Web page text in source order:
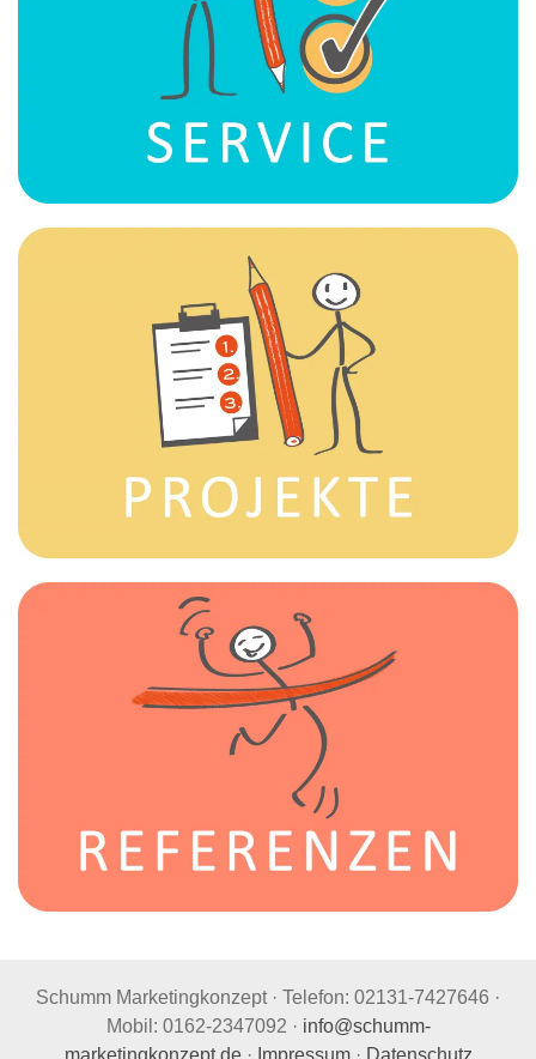
Schumm Marketingkonzept · Telefon: 02131-7427646 ·
Mobil: 0162-2347092 · info@schumm-